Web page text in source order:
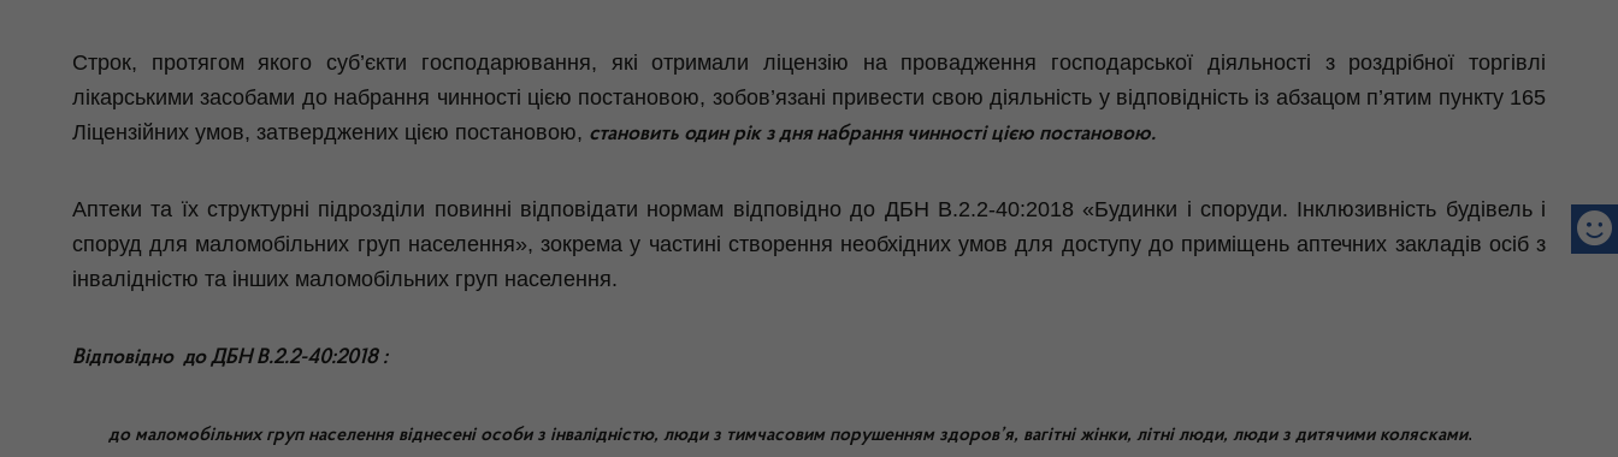
Строк, протягом якого суб’єкти господарювання, які отримали ліцензію на провадження господарської діяльності з роздрібної торгівлі
лікарськими засобами до набрання чинності цією постановою, зобов’язані привести свою діяльність у відповідність із абзацом п’ятим пункту 165
Ліцензійних умов, затверджених цією постановою, становить один рік з дня набрання чинності цією постановою.
Аптеки та їх структурні підрозділи повинні відповідати нормам відповідно до ДБН В.2.2-40:2018 «Будинки і споруди. Інклюзивність будівель і
споруд для маломобільних груп населення», зокрема у частині створення необхідних умов для доступу до приміщень аптечних закладів осіб з
інвалідністю та інших маломобільних груп населення.
Відповідно до ДБН В.2.2-40:2018 :
до маломобільних груп населення віднесені особи з інвалідністю, люди з тимчасовим порушенням здоров’я, вагітні жінки, літні люди, люди з дитячими колясками.